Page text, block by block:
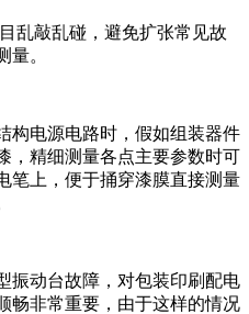
敲乱碰，避免扩张常见故
量。
电源电路时，假如组装器件
，精细测量各点主要参数时可
笔上，便于捅穿漆膜直接测量
动台故障，对包装印刷配电
畅非常重要，由于这样的情况